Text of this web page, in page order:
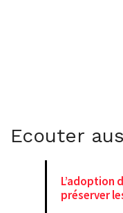
Ecouter
L’adoption
préserver